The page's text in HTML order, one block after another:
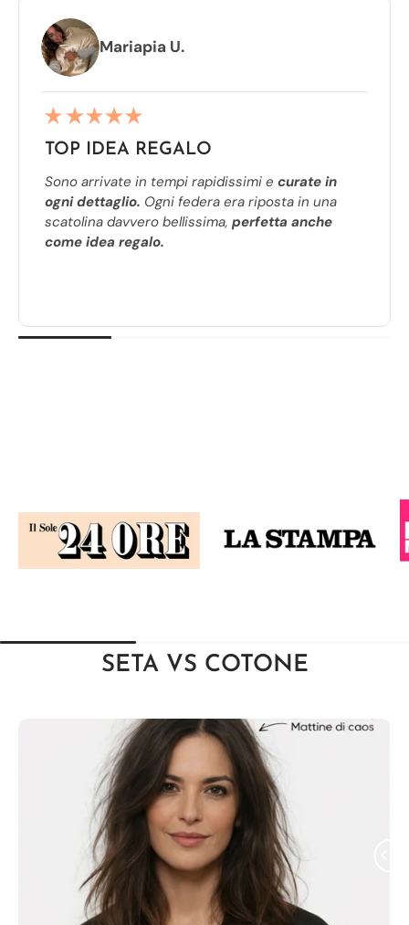
Mariapia U.
TOP IDEA REGALO
Sono arrivate in tempi rapidissimi e curate in
ogni dettaglio. Ogni federa era riposta in una
scatolina davvero bellissima, perfetta anche
come idea regalo.
SETAVS COTONE